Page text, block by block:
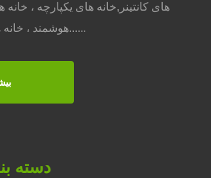
های کانتینر,خانه های یکپارچه ، خانه
هوشمند ، خانه های سازه فولادی ،خا......
دسته